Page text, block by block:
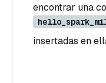
encontrar una
insertadas en